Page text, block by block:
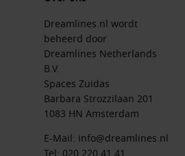
Deze historische stad biedt
kanaal en oude stad, Casco
is voor culturele en historische
om zijn rijke Maya-
wateren. Bezoekers kunnen
verkennen.
Dreamlines.nl wordt
beheerd door
Dreamlines Netherlands
B.V.
Spaces Zuidas
Barbara Strozzilaan 201
1083 HN Amsterdam
E-Mail: info@dreamlines.nl